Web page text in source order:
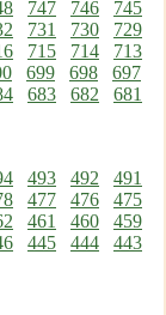
747 746
745
731 730
729
715 714
713
699 698
697
683 682
681
493 492
491
477 476
475
461 460
459
445 444
443